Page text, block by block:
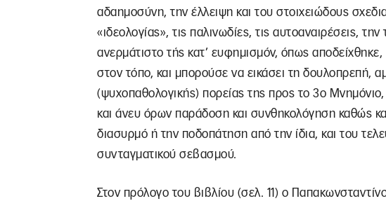
αδαημοσύνη, την έλλειψη και του στοιχειώδους
«ιδεολογίας», τις παλινωδίες, τις αυτοαναιρέσεις,
ανερμάτιστο τής κατ’ ευφημισμόν, όπως
στον τόπο, και μπορούσε να εικάσει τη δουλοπρεπή,
(ψυχοπαθολογικής) πορείας της προς το 3ο
και άνευ όρων παράδοση και συνθηκολόγηση καθώς
διασυρμό ή την ποδοπάτηση από την ίδια, και του
συνταγματικού σεβασμού.
Στον πρόλογο του βιβλίου (σελ. 11) ο